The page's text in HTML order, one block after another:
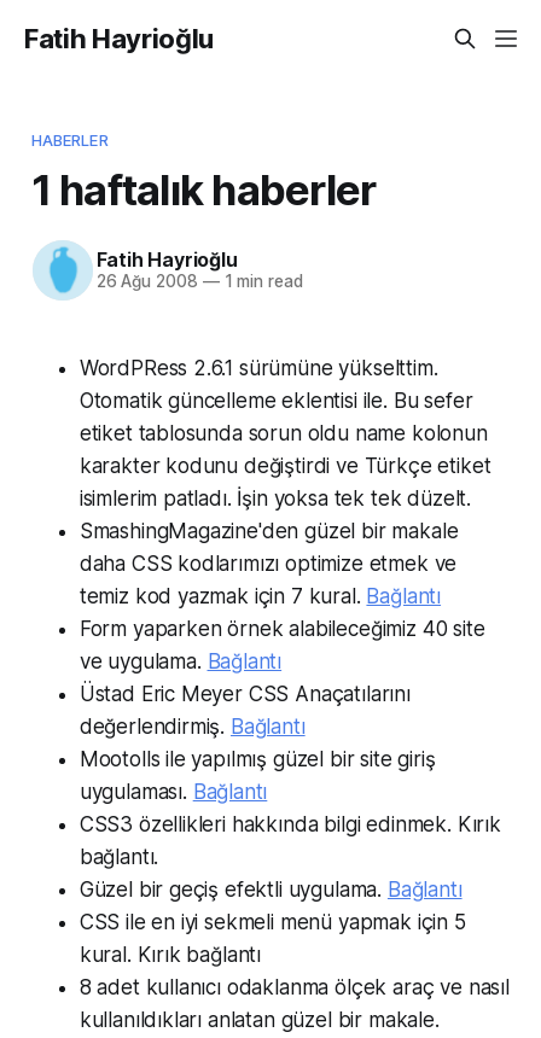
Fatih Hayrioğlu
HABERLER
1 haftalık haberler
Fatih Hayrioğlu
26 Ağu 2008 —1 min read
WordPRess 2.6.1 sürümüne yükselttim.
Otomatik güncelleme eklentisi ile. Bu sefer
etiket tablosunda sorun oldu name kolonun
karakter kodunu değiştirdi ve Türkçe etiket
isimlerim patladı. İşin yoksa tek tek düzelt.
SmashingMagazine'den güzel bir makale
daha CSS kodlarımızı optimize etmek ve
temiz kod yazmak için 7 kural. Bağlantı
Form yaparken örnek alabileceğimiz 40 site
ve uygulama. Bağlantı
Üstad Eric Meyer CSS Anaçatılarını
değerlendirmiş. Bağlantı
Mootolls ile yapılmış güzel bir site giriş
uygulaması. Bağlantı
CSS3 özellikleri hakkında bilgi edinmek. Kırık
bağlantı.
Güzel bir geçiş efektli uygulama. Bağlantı
CSS ile en iyi sekmeli menü yapmak için 5
kural. Kırık bağlantı
8 adet kullanıcı odaklanma ölçek araç ve nasıl
kullanıldıkları anlatan güzel bir makale.